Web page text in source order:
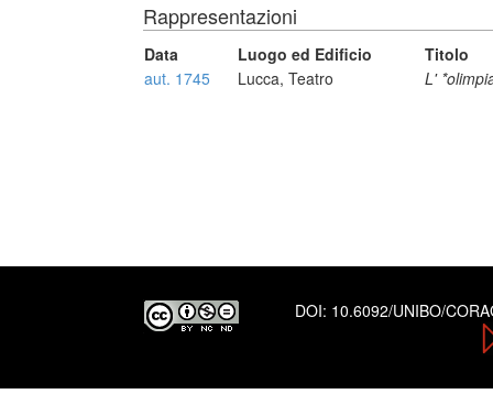
Rappresentazioni
Data Luogo ed Edificio
Titolo
aut. 1745
Lucca, Teatro L'
DOI: 10.6092/UNIBO/